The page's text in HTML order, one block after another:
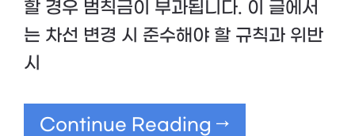
할 경우 범칙금이 부과됩니다. 이 글에서
는 차선 변경 시 준수해야 할 규칙과 위반
시
Continue Reading →